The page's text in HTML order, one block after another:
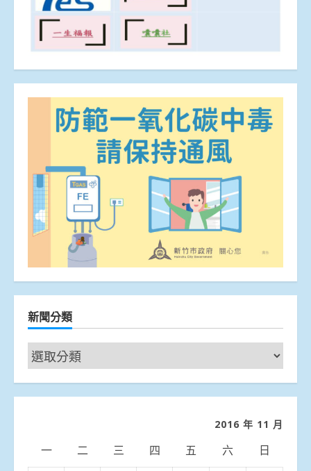
新聞分類
新
聞
分
2016 年 11 月
一 二 三 四 五 六 日